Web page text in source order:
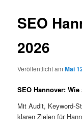
SEO
2026
Veröffentlicht amMai
SEO Hannover:
Mit Audit, Keyword-
klaren Zielen für